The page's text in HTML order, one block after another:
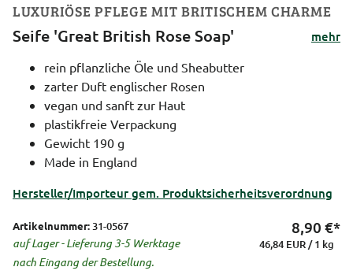
LUXURIÖSE PFLEGE MIT BRITISCHEM CHARME
Seife 'Great British Rose Soap'
mehr
rein pflanzliche Öle und Sheabutter
zarter Duft englischer Rosen
vegan und sanft zur Haut
plastikfreie Verpackung
Gewicht 190 g
Made in England
Hersteller/Importeur gem. Produktsicherheitsverordnung
Artikelnummer: 31-0567
auf Lager - Lieferung 3-5 Werktage
nach Eingang der Bestellung.
8,90 €*
46,84 EUR / 1 kg